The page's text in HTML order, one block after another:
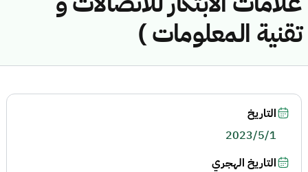
تقنية المعلومات )
التاريخ
2023/5/1
التاريخ الهجري